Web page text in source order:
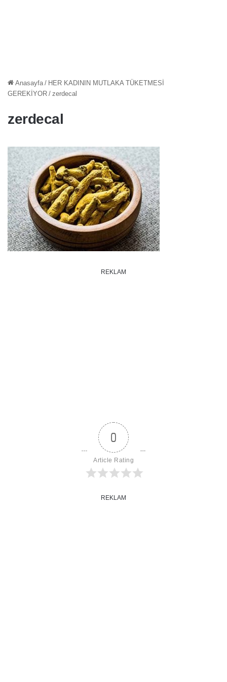
Anasayfa / HER KADININ MUTLAKA TÜKETMESİ
GEREKİYOR / zerdecal
zerdecal
REKLAM
0
Article Rating
REKLAM